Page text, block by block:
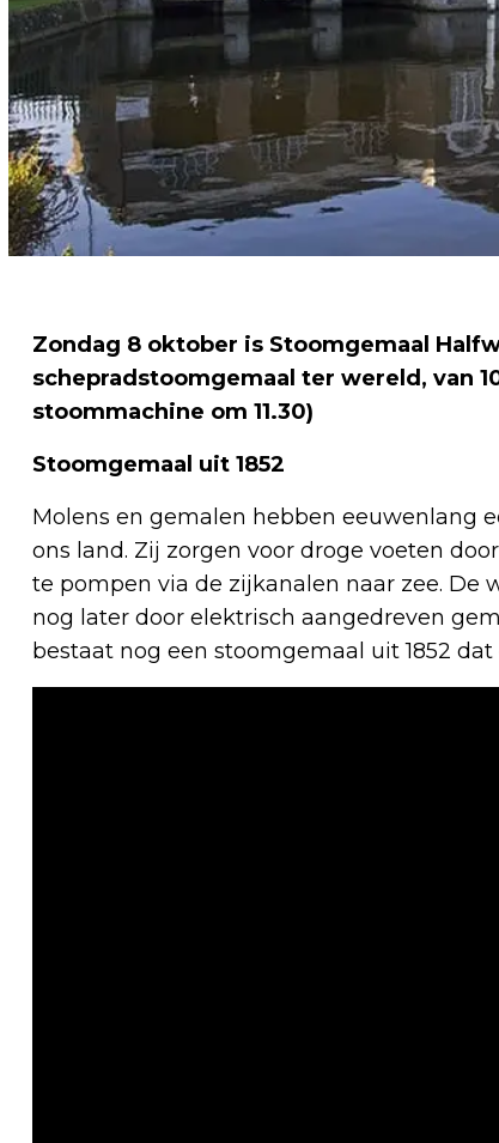
Zondag 8 oktober is Stoomgemaal
schepradstoomgemaal ter wereld, van
stoommachine om 11.30)
Stoomgemaal uit 1852
Molens en gemalen hebben eeuwenlang
ons land. Zij zorgen voor droge voeten
te pompen via de zijkanalen naar zee.
nog later door elektrisch aangedreven
bestaat nog een stoomgemaal uit 1852